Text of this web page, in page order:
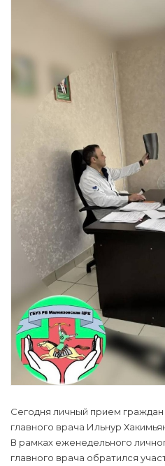
Сегодня личный прием
главного врача Ильнур
В рамках еженедельного
главного врача обратился